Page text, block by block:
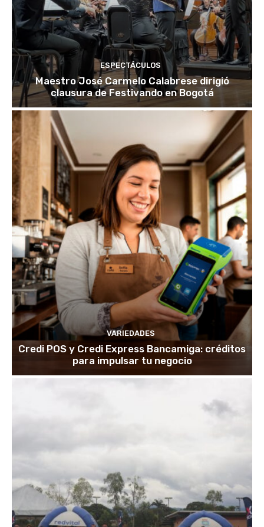
ESPECTÁCULOS
Maestro José Carmelo Calabrese dirigió
clausura de Festivando en Bogotá
VARIEDADES
Credi POS y Credi Express Bancamiga: créditos
para impulsar tu negocio